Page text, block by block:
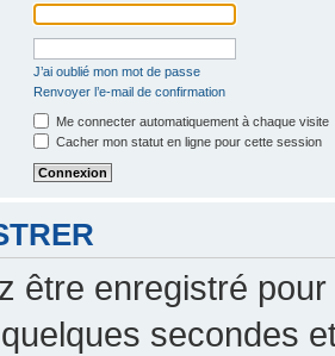
J’ai oublié mon mot de passe
Renvoyer l’e-mail de confirmation
Me connecter automatiquement à chaque visite
Cacher mon statut en ligne pour cette session
être enregistré
secondes